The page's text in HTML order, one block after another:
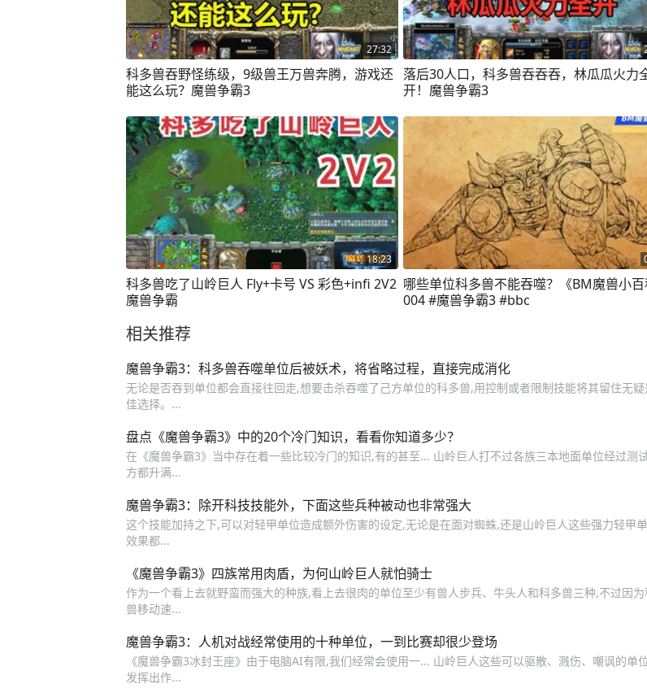
27:32
科多兽吞野怪练级，9级兽王万兽奔腾，游戏还
能这么玩？魔兽争霸3
落后30人口，科多兽吞吞吞，林瓜瓜火力
开！魔兽争霸3
18:23
科多兽吃了山岭巨人 Fly+卡号 VS 彩色+infi 2V2
魔兽争霸
哪些单位科多兽不能吞噬？《BM魔兽小百
004 #魔兽争霸3 #bbc
相关推荐
魔兽争霸3：科多兽吞噬单位后被妖术，将省略过程，直接完成消化
无论是否吞到单位都会直接往回走,想要击杀吞噬了己方单位的科多兽,用控制或者限制技能将其留住无
佳选择。...
盘点《魔兽争霸3》中的20个冷门知识，看看你知道多少？
在《魔兽争霸3》当中存在着一些比较冷门的知识,有的甚至... 山岭巨人打不过各族三本地面单位经过测
方都升满...
魔兽争霸3：除开科技技能外，下面这些兵种被动也非常强大
这个技能加持之下,可以对轻甲单位造成额外伤害的设定,无论是在面对蜘蛛,还是山岭巨人这些强力轻甲
效果都...
《魔兽争霸3》四族常用肉盾，为何山岭巨人就怕骑士
作为一个看上去就野蛮而强大的种族,看上去很肉的单位至少有兽人步兵、牛头人和科多兽三种,不过因为
兽移动速...
魔兽争霸3：人机对战经常使用的十种单位，一到比赛却很少登场
《魔兽争霸3冰封王座》由于电脑AI有限,我们经常会使用一... 山岭巨人这些可以驱散、溅伤、嘲讽的单
发挥出作...